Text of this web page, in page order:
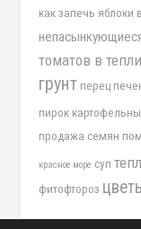
как запечь яблоки
томатов в
грунт перец
пирок
продажа семян
красное море суп
фитофтороз